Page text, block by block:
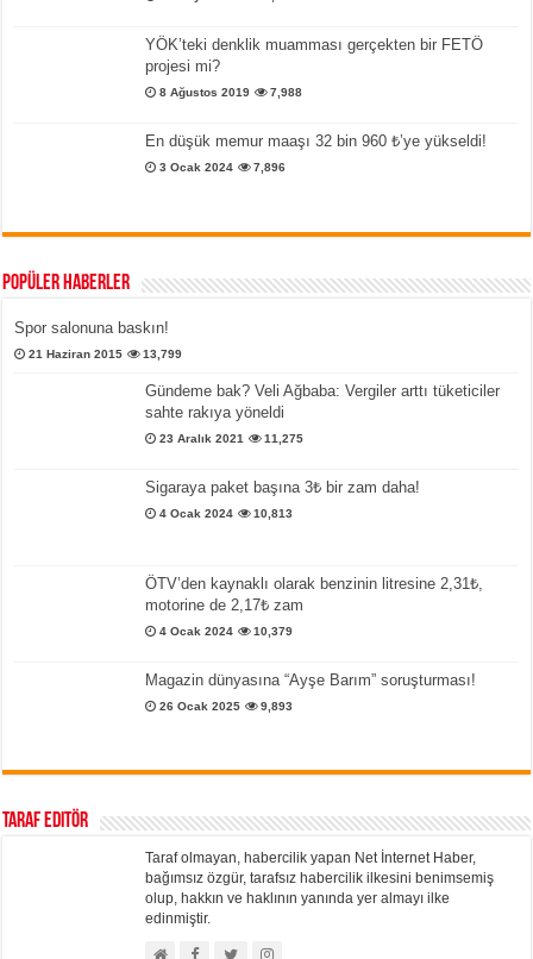
YÖK’teki denklik muamması gerçekten bir FETÖ
projesi mi?
8 Ağustos 2019 7,988
En düşük memur maaşı 32 bin 960 ₺’ye yükseldi!
3 Ocak 2024 7,896
Popüler Haberler
Spor salonuna baskın!
21 Haziran 2015 13,799
Gündeme bak? Veli Ağbaba: Vergiler arttı tüketiciler
sahte rakıya yöneldi
23 Aralık 2021 11,275
Sigaraya paket başına 3₺ bir zam daha!
4 Ocak 2024 10,813
ÖTV’den kaynaklı olarak benzinin litresine 2,31₺,
motorine de 2,17₺ zam
4 Ocak 2024 10,379
Magazin dünyasına “Ayşe Barım” soruşturması!
26 Ocak 2025 9,893
Taraf Editör
Taraf olmayan, habercilik yapan Net İnternet Haber,
bağımsız özgür, tarafsız habercilik ilkesini benimsemiş
olup, hakkın ve haklının yanında yer almayı ilke
edinmiştir.